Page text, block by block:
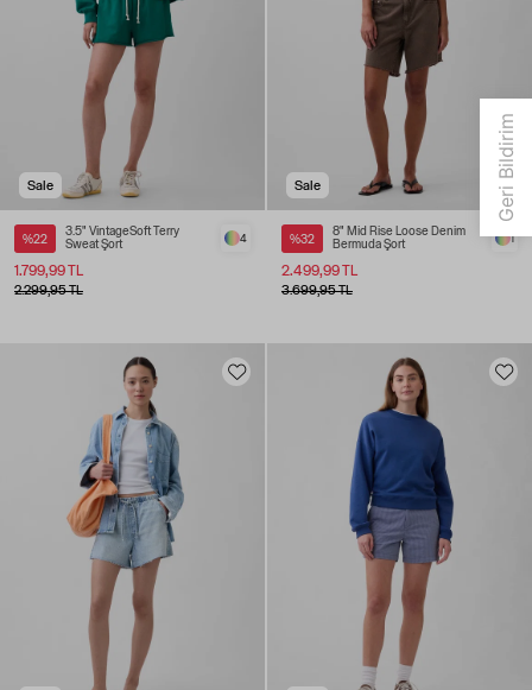
Sale
%22
3.5" VintageSoft Terry
Sweat Şort
1.799,99 TL
4
2.299,95 TL
Sale
%32
8" Mid Rise Loose Denim
Bermuda Şort
2.499,99 TL
1
3.699,95 TL